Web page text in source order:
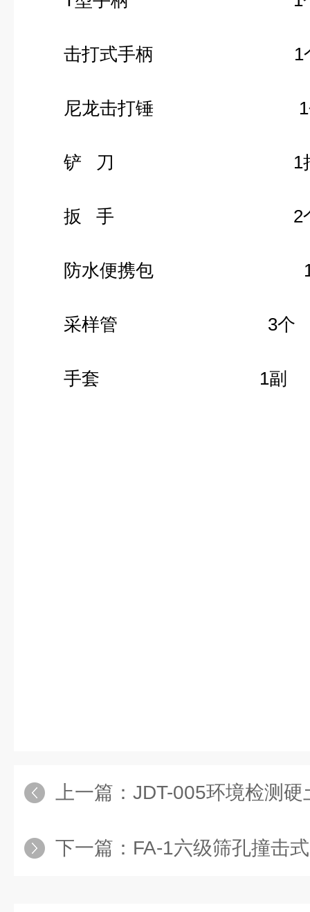
击打式手柄 1
尼龙击打锤 1
铲 刀 1
扳 手 2
防水便携包 1
采样管 3个
手套 1副
上一篇： JDT-005环境检测
下一篇： FA-1六级筛孔撞击